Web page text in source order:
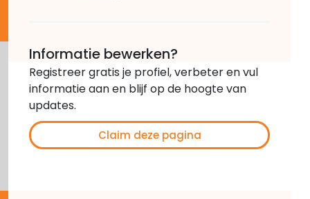
Informatie bewerken?
Registreer gratis je profiel, verbeter en vul
informatie aan en blijf op de hoogte van
updates.
Claim deze pagina